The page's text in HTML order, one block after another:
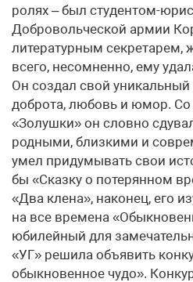
ролях – был студентом-
Добровольческой армии
литературным секретарем,
всего, несомненно, ему
Он создал свой уникальный
доброта, любовь и юмор. Со
«Золушки» он словно
родными, близкими и
умел придумывать свои
бы «Сказку о потерянном
«Два клена», наконец, его
на все времена
юбилейный для
«УГ» решила объявить
обыкновенное чудо».